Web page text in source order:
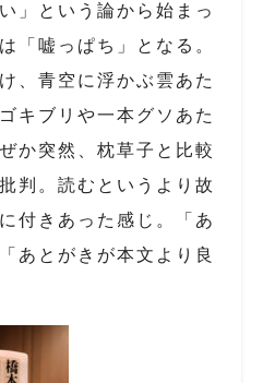
」という論から始まっ
「嘘っぱち」となる。
、青空に浮かぶ雲あた
キブリや一本グソあた
か突然、枕草子と比較
判。読むというより故
付きあった感じ。「あ
あとがきが本文より良